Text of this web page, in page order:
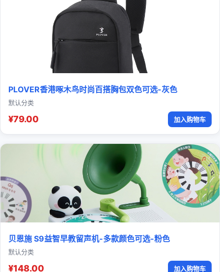
PLOVER香港啄木鸟时尚百搭胸包双色可选-灰色
默认分类
¥79.00 加入购物车
贝恩施 S9益智早教留声机-多款颜色可选-粉色
默认分类
¥148.00 加入购物车